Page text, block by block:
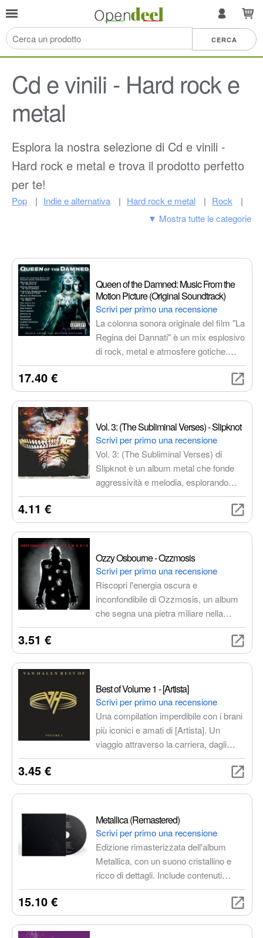
Cd e vinili - Hard rock e
metal
Esplora la nostra selezione di Cd e vinili -
Hard rock e metal e trova il prodotto perfetto
per te!
Pop Indie e alternativa Hard rock e metal
Rock
Dance ed elettronica
Facile ascolto
Altro Rap e hip-hop
Blues
Reggae
Arborist merchandising root
Musica internazionale
Elettronica per veicoli
Letteratura e narrativa
▼ Mostra tutte le categorie
Queen of the Damned: Music From the
Motion Picture (Original Soundtrack)
Scrivi per primo una recensione
La colonna sonora originale del film "La
Regina dei Dannati" è un mix esplosivo
di rock, metal e atmosfere gotiche.
Un'esperienza musicale intensa e
coinvolgente, con brani interpretati da
Wayne Static, Chester Bennington,
17.40 €
Vol. 3: (The Subliminal Verses) - Slipknot
Scrivi per primo una recensione
Vol. 3: (The Subliminal Verses) di
Slipknot è un album metal che fonde
aggressività e melodia, esplorando
temi di dolore, dipendenza e speranza.
Prodotto da Rick Rubin, presenta una
maturità artistica inaspettata e un
acustici e melodie elaborate. Un
capolavoro che ha segnato un'epoca
nel mondo del metal.
4.11 €
Ozzy Osbourne - Ozzmosis
Scrivi per primo una recensione
Riscopri l'energia oscura e
inconfondibile di Ozzmosis, un album
che segna una pietra miliare nella
leggendaria carriera di Ozzy
rock del Madman, con riff potenti,
esplorano le profondità dell'animo
umano.
3.51 €
Best of Volume 1 - [Artista]
Scrivi per primo una recensione
Una compilation imperdibile con i brani
più iconici e amati di [Artista]. Un
viaggio attraverso la carriera, dagli
esordi ai successi più recenti. Qualità
accurata per un'esperienza musicale
3.45 €
Metallica (Remastered)
Scrivi per primo una recensione
Edizione rimasterizzata dell'album
Metallica, con un suono cristallino e
ricco di dettagli. Include contenuti
bonus esclusivi, come interviste e
moderno, con brani iconici come Enter
15.10 €